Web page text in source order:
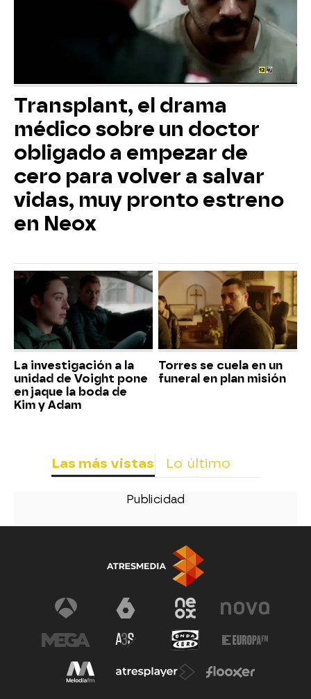
Transplant, el drama
médico sobre un doctor
obligado a empezar de
cero para volver a salvar
vidas, muy pronto estreno
en Neox
La investigación a la
unidad de Voight pone
en jaque la boda de
Kim y Adam
Torres se cuela en un
funeral en plan misión
Las más vistas Lo último